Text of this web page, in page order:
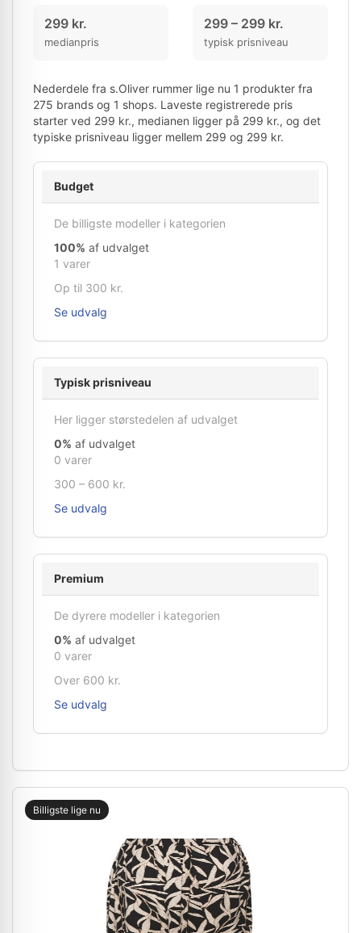
299 kr.
medianpris
299 – 299 kr.
typisk prisniveau
Nederdele fra s.Oliver rummer lige nu 1 produkter fra
275 brands og 1 shops. Laveste registrerede pris
starter ved 299 kr., medianen ligger på 299 kr., og det
typiske prisniveau ligger mellem 299 og 299 kr.
Budget
De billigste modeller i kategorien
100% af udvalget
1 varer
Op til 300 kr.
Se udvalg
Typisk prisniveau
Her ligger størstedelen af udvalget
0% af udvalget
0 varer
300 – 600 kr.
Se udvalg
Premium
De dyrere modeller i kategorien
0% af udvalget
0 varer
Over 600 kr.
Se udvalg
Billigste lige nu